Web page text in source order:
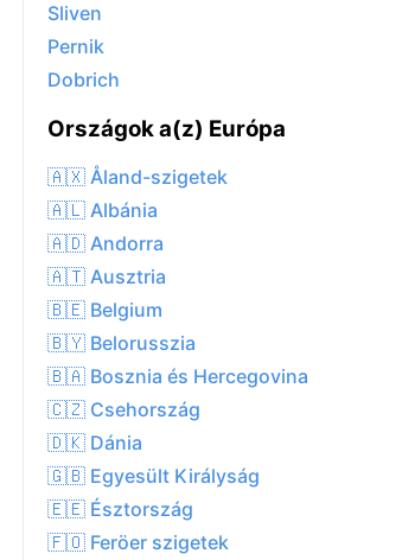
Sliven
Pernik
Dobrich
Országok a(z) Európa
🇦🇽 Åland-szigetek
🇦🇱 Albánia
🇦🇩 Andorra
🇦🇹 Ausztria
🇧🇪 Belgium
🇧🇾 Belorusszia
🇧🇦 Bosznia és Hercegovina
🇨🇿 Csehország
🇩🇰 Dánia
🇬🇧 Egyesült Királyság
🇪🇪 Észtország
🇫🇴 Feröer szigetek